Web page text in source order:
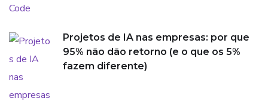
Projetos de IA nas empresas: por que
95% não dão retorno (e o que os 5%
fazem diferente)